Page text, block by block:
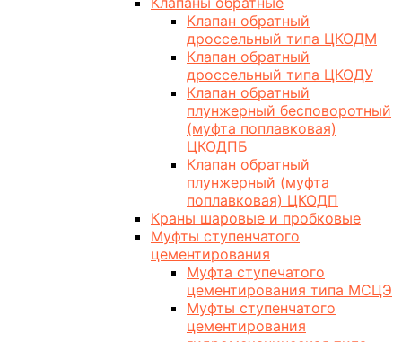
Клапан обратный
дроссельный типа ЦКОДМ
Клапан обратный
дроссельный типа ЦКОДУ
Клапан обратный
плунжерный бесповоротный
(муфта поплавковая)
ЦКОДПБ
Клапан обратный
плунжерный (муфта
поплавковая) ЦКОДП
Краны шаровые и пробковые
Муфты ступенчатого
цементирования
Муфта ступечатого
цементирования типа МСЦЭ
Муфты ступенчатого
цементирования